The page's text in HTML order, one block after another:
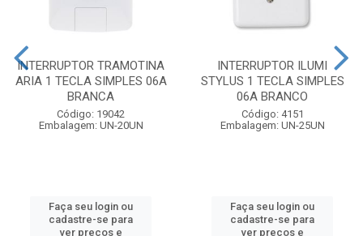
INTERRUPTOR TRAMOTINA
ARIA 1 TECLA SIMPLES 06A
BRANCA
Código: 19042
Embalagem: UN-20UN
Faça seu login ou
cadastre-se para
ver preços e
INTERRUPTOR ILUMI
STYLUS 1 TECLA SIMPLES
06A BRANCO
Código: 4151
Embalagem: UN-25UN
Faça seu login ou
cadastre-se para
ver preços e